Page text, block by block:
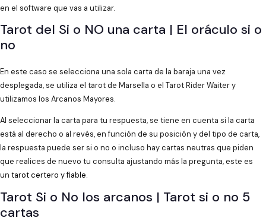
en el software que vas a utilizar.
Tarot del Si o NO una carta | El oráculo si o
no
En este caso se selecciona una sola carta de la baraja una vez
desplegada, se utiliza el tarot de Marsella o el Tarot Rider Waiter y
utilizamos los Arcanos Mayores.
Al seleccionar la carta para tu respuesta, se tiene en cuenta si la carta
está al derecho o al revés, en función de su posición y del tipo de carta,
la respuesta puede ser si o no o incluso hay cartas neutras que piden
que realices de nuevo tu consulta ajustando más la pregunta, este es
un tarot certero y fiable.
Tarot Si o No los arcanos | Tarot si o no 5
cartas